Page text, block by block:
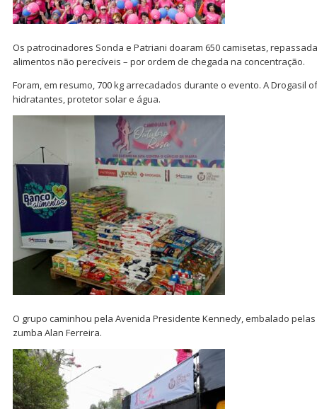
Os patrocinadores Sonda e Patriani doaram 650 camisetas,
alimentos não perecíveis – por ordem de chegada na concentração.
Foram, em resumo, 700 kg arrecadados durante o evento. A Drogasil
hidratantes, protetor solar e água.
O grupo caminhou pela Avenida Presidente Kennedy, embalado
zumba Alan Ferreira.